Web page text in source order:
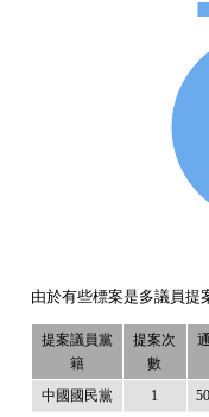
由於有些標案是多議員提
提案議員黨
籍
提案次
數
中國國民黨 1